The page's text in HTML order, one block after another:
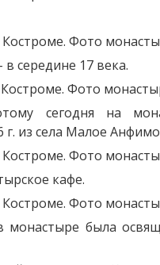
середине 17 века.
сегодня на
из села Малое
кафе.
была